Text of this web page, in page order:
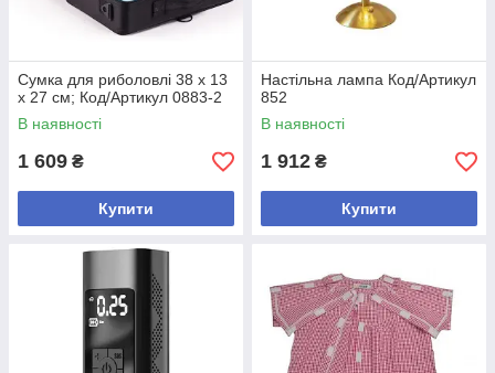
Cумка для риболовлі 38 х 13
х 27 см; Код/Артикул 0883-2
В наявності
1 609 ₴
Купити
Hастільна лампа Код/Артикул
852
В наявності
1 912 ₴
Купити